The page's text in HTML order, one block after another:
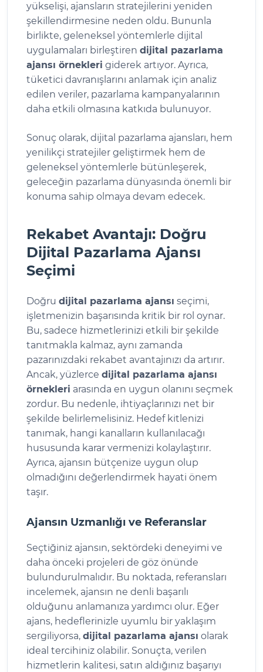
yükselişi, ajansların stratejilerini yeniden
şekillendirmesine neden oldu. Bununla
birlikte, geleneksel yöntemlerle dijital
uygulamaları birleştiren dijital pazarlama
ajansı örnekleri giderek artıyor. Ayrıca,
tüketici davranışlarını anlamak için analiz
edilen veriler, pazarlama kampanyalarının
daha etkili olmasına katkıda bulunuyor.
Sonuç olarak, dijital pazarlama ajansları, hem
yenilikçi stratejiler geliştirmek hem de
geleneksel yöntemlerle bütünleşerek,
geleceğin pazarlama dünyasında önemli bir
konuma sahip olmaya devam edecek.
Rekabet Avantajı: Doğru
Dijital Pazarlama Ajansı
Seçimi
Doğru dijital pazarlama ajansı seçimi,
işletmenizin başarısında kritik bir rol oynar.
Bu, sadece hizmetlerinizi etkili bir şekilde
tanıtmakla kalmaz, aynı zamanda
pazarınızdaki rekabet avantajınızı da artırır.
Ancak, yüzlerce dijital pazarlama ajansı
örnekleri arasında en uygun olanını seçmek
zordur. Bu nedenle, ihtiyaçlarınızı net bir
şekilde belirlemelisiniz. Hedef kitlenizi
tanımak, hangi kanalların kullanılacağı
hususunda karar vermenizi kolaylaştırır.
Ayrıca, ajansın bütçenize uygun olup
olmadığını değerlendirmek hayati önem
taşır.
Ajansın Uzmanlığı ve Referanslar
Seçtiğiniz ajansın, sektördeki deneyimi ve
daha önceki projeleri de göz önünde
bulundurulmalıdır. Bu noktada, referansları
incelemek, ajansın ne denli başarılı
olduğunu anlamanıza yardımcı olur. Eğer
ajans, hedeflerinizle uyumlu bir yaklaşım
sergiliyorsa, dijital pazarlama ajansı olarak
ideal tercihiniz olabilir. Sonuçta, verilen
hizmetlerin kalitesi, satın aldığınız başarıyı